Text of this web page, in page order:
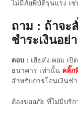
ไม่มีภัยพิบัติรุนแรง เ
ถาม : ถ้าจะ
ชำระเงินอย่
ตอบ : เฮียส่ง.คอม เปิ
ธนาคาร เท่านั้น คลิ๊ก
สำหรับการโอนเงินช
ต้องขออภัย ที่ไม่มีบริก